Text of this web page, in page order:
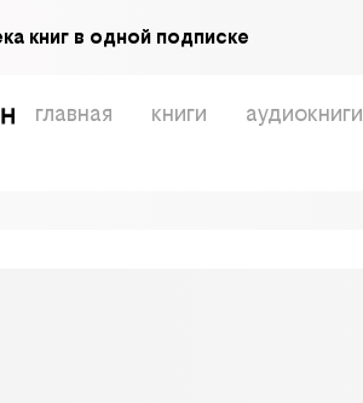
книг в одной подписке
главная книги аудиокниги